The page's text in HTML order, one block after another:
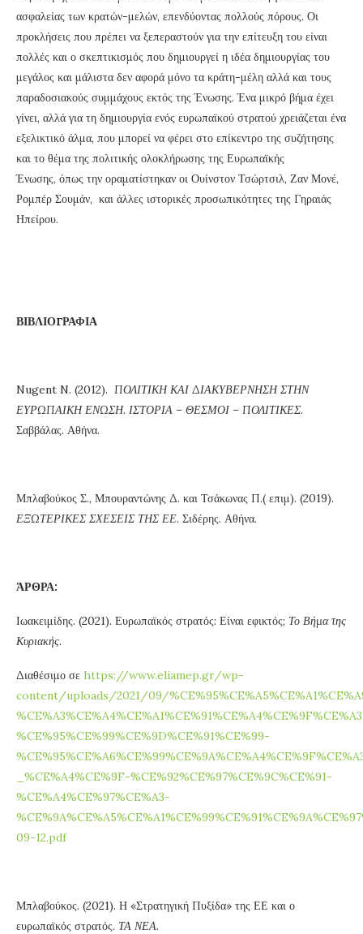
ασφαλείας των κρατών-μελών, επενδύοντας πολλούς πόρους. Οι
προκλήσεις που πρέπει να ξεπεραστούν για την επίτευξη του είναι
πολλές και ο σκεπτικισμός που δημιουργεί η ιδέα δημιουργίας του
μεγάλος και μάλιστα δεν αφορά μόνο τα κράτη-μέλη αλλά και τους
παραδοσιακούς συμμάχους εκτός της Ένωσης. Ένα μικρό βήμα έχει
γίνει, αλλά για τη δημιουργία ενός ευρωπαϊκού στρατού χρειάζεται ένα
εξελικτικό άλμα, που μπορεί να φέρει στο επίκεντρο της συζήτησης
και το θέμα της πολιτικής ολοκλήρωσης της Ευρωπαϊκής
Ένωσης, όπως την οραματίστηκαν οι Ουίνστον Τσώρτσιλ, Ζαν Μονέ,
Ρομπέρ Σουμάν, και άλλες ιστορικές προσωπικότητες της Γηραιάς
Ηπείρου.
ΒΙΒΛΙΟΓΡΑΦΙΑ
Nugent N. (2012). ΠΟΛΙΤΙΚΗ ΚΑΙ ΔΙΑΚΥΒΕΡΝΗΣΗ ΣΤΗΝ
ΕΥΡΩΠΑΙΚΗ ΕΝΩΣΗ. ΙΣΤΟΡΙΑ – ΘΕΣΜΟΙ – ΠΟΛΙΤΙΚΕΣ.
Σαββάλας. Αθήνα.
Μπλαβούκος Σ., Μπουραντώνης Δ. και Τσάκωνας Π.( επιμ). (2019).
ΕΞΩΤΕΡΙΚΕΣ ΣΧΕΣΕΙΣ ΤΗΣ ΕΕ. Σιδέρης. Αθήνα.
ΆΡΘΡΑ:
Ιωακειμίδης. (2021). Ευρωπαϊκός στρατός: Είναι εφικτός; Το Βήμα της
Κυριακής.
Διαθέσιμο σε https://www.eliamep.gr/wp-
content/uploads/2021/09/
%CE%95%CE%99%CE%9D%CE%91%CE%99-
_%CE%A4%CE%9F-%CE%92%CE%97%CE%9C%CE%91-
%CE%A4%CE%97%CE%A3-
09-12.pdf
Μπλαβούκος. (2021). Η «Στρατηγική Πυξίδα» της ΕΕ και ο
ευρωπαϊκός στρατός. ΤΑ ΝΕΑ.